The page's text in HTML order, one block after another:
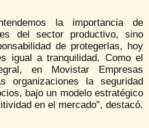
la importancia de
del sector productivo, sino
de protegerlas, hoy
igual a tranquilidad. Como el
en Movistar Empresas
organizaciones la seguridad
bajo un modelo estratégico
en el mercado”, destacó.